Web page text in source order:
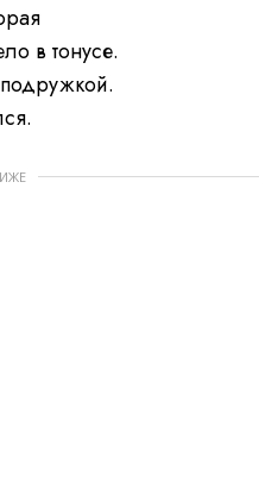
в тонусе.
подружкой.